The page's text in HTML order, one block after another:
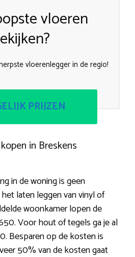
vloeren
vloerenlegger in de regio!
PRIJZEN
in Breskens
in de woning is geen
laten leggen van vinyl of
woonkamer lopen de
Voor hout of tegels ga je al
Besparen op de kosten is
50% van de kosten gaat